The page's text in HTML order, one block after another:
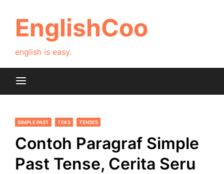
contentEnglishCoo
english is easy.
SIMPLE PAST TEKS TENSES
Contoh Paragraf Simple
Past Tense, Cerita Seru